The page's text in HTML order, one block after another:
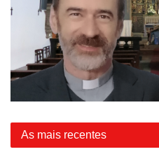
As mais recentes